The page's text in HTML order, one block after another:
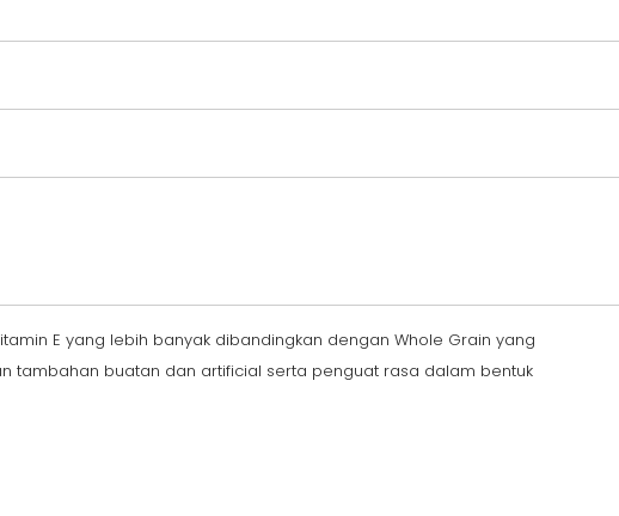
E yang lebih banyak dibandingkan dengan Whole Grain yang
tambahan buatan dan artificial serta penguat rasa dalam bentuk